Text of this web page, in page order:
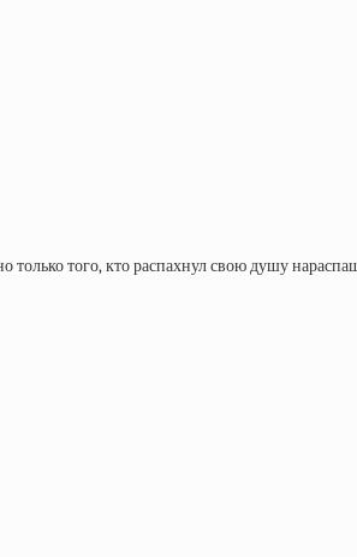
только того, кто распахнул свою душу